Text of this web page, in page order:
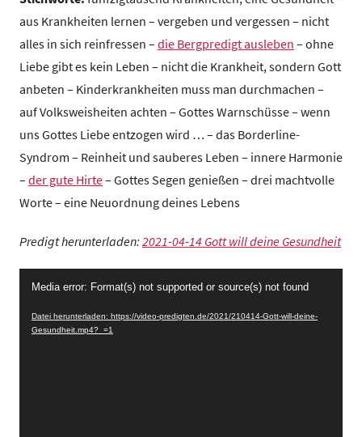
d
e
z
u
m
aus Krankheiten lernen – vergeben und vergessen – nicht
alles in sich reinfressen – die Bergpredigt ausleben – ohne
Liebe gibt es kein Leben – nicht die Krankheit, sondern Gott
anbeten – Kinderkrankheiten muss man durchmachen –
auf Volksweisheiten achten – Gottes Warnschüsse – wenn
uns Gottes Liebe entzogen wird … – das Borderline-
Syndrom – Reinheit und sauberes Leben – innere Harmonie
– der gute Hirte– Gottes Segen genießen – drei machtvolle
Worte – eine Neuordnung deines Lebens
Predigt herunterladen: 2021-04-14 Gott will deine Gesundheit
Video-
Media error: Format(s) not supported or source(s) not found
Datei herunterladen: https://video-predigten.de/2021/210414-Gott-will-deine-
Gesundheit.mp4?_=1